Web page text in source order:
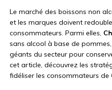
Le marché des boissons non
et les marques doivent
consommateurs. Parmi elles,
sans alcool à base de
géants du secteur pour
cet article, découvrez les
fidéliser les consommateurs de